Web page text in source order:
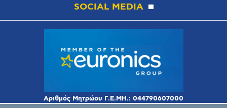
SOCIAL MEDIA